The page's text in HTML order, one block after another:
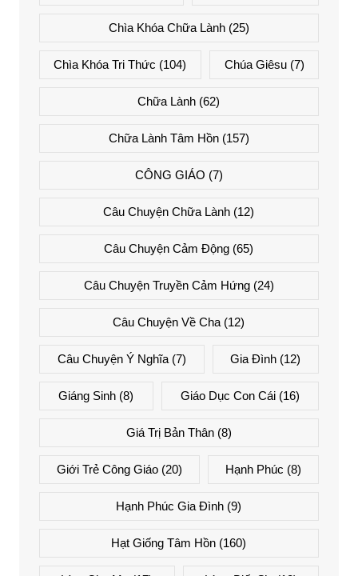
Chìa Khóa Chữa Lành(25)
Chìa Khóa Tri Thức (104) Chúa Giêsu(7)
Chữa Lành (62)
Chữa Lành Tâm Hồn(157)
CÔNG GIÁO (7)
Câu Chuyện Chữa Lành (12)
Câu Chuyện Cảm Động (65)
Câu Chuyện Truyền Cảm Hứng(24)
Câu Chuyện Về Cha (12)
Câu Chuyện Ý Nghĩa(7) Gia Đình (12)
Giáng Sinh (8) Giáo Dục Con Cái(16)
Giá Trị Bản Thân(8)
Giới Trẻ Công Giáo(20) Hạnh Phúc (8)
Hạnh Phúc Gia Đình (9)
Hạt Giống Tâm Hồn (160)